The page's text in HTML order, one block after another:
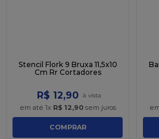
Stencil Flork 9 Bruxa 11,5x10
Cm Rr Cortadores
R$ 12,90
em até 1x R$ 12,90sem juros
COMPRAR